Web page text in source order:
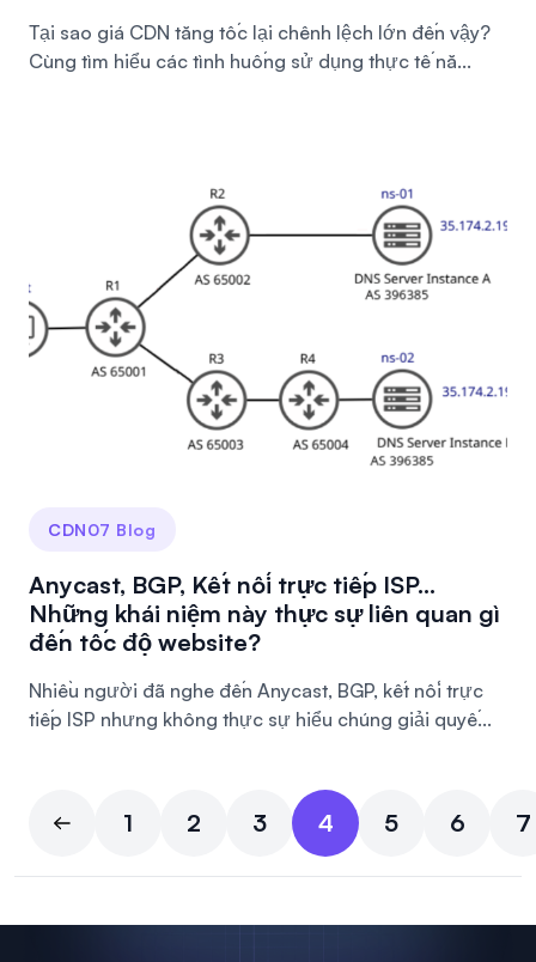
Tại sao giá CDN tăng tốc lại chênh lệch lớn đến vậy?
Cùng tìm hiểu các tình huống sử dụng thực tế nă...
CDN07 Blog
Anycast, BGP, Kết nối trực tiếp ISP...
Những khái niệm này thực sự liên quan gì
đến tốc độ website?
Nhiều người đã nghe đến Anycast, BGP, kết nối trực
tiếp ISP nhưng không thực sự hiểu chúng giải quyế...
1 2 3 4 5 6 7